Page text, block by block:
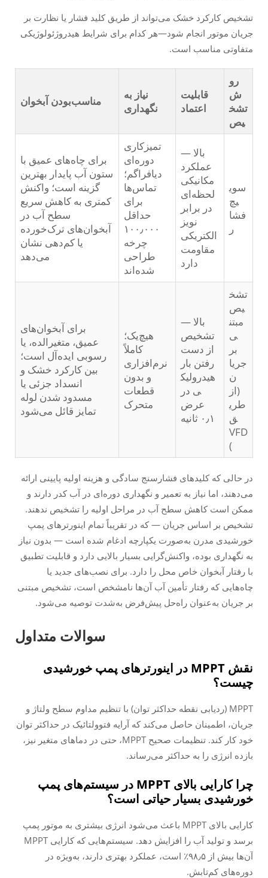
تشخیص کارکرد خشک می‌تواند از طریق کلید فشار یا نظارت بر
جریان موتور انجام شود—هر کدام برای شرایط هیدروژئولوژیکی
متفاوتی مناسب است.
رو
ش
تشخ
یص
قابلیت
اعتماد
نیاز به
نگهداری
مناسب‌بودن آبخوان
سوی
یچ
فشا
ر
بالا —
عملکرد
مکانیکی
لحظه‌ای
در برابر
نویز
الکتریکی
مقاومت
دارد
تمیزکاری
دوره‌ای
دیافراگم؛
تماس‌ها
برای
حداقل
۱۰۰٫۰۰۰
چرخه
طراحی
شده‌اند
برای چاه‌های عمیق با
ستون آب پایدار بهترین
گزینه است؛ واکنش
کمتری به کاهش سریع
سطح آب در
آبخوان‌های ترک‌خورده
یا کم‌دهی نشان
می‌دهد
تشخ
یص
مبتن
ی
بر
جریا
ن
(از
طری
ق
VFD
)
بالا —
تشخیص
از دست
رفتن بار
هیدرولیک
ی در
عرض
۰٫۱ ثانیه
هیچ‌یک؛
کاملاً
نرم‌افزاری
و بدون
قطعات
متحرک
برای آبخوان‌های
عمیق، متغیرالده، یا
رسوبی ایده‌آل است؛
بین کارکرد خشک و
انسداد جزئی یا
مسدود شدن لوله
تمایز قائل می‌شود
در حالی که کلیدهای فشارسنج سادگی و هزینه اولیه پایینی ارائه
می‌دهند، اما نیاز به تعمیر و نگهداری دوره‌ای در آب کدر دارند و
ممکن است کاهش سطح آب در مراحل اولیه را تشخیص ندهند.
تشخیص بر اساس جریان — که در تقریباً تمام اینورترهای پمپ
خورشیدی مدرن به‌صورت یکپارچه ادغام شده است — بدون نیاز
به نگهداری بوده، واکنش‌گرایی بسیار بالایی دارد و قابلیت تطبیق
با رفتار آبخوان خاص محل را دارد. برای نصب‌های جدید یا
چاه‌هایی که رفتار تأمین آب آن‌ها نامشخص است، تشخیص مبتنی
بر جریان به‌عنوان راه‌حل پیش‌فرض به‌شدت توصیه می‌شود.
سوالات متداول
نقش MPPT در اینورترهای پمپ خورشیدی
چیست؟
MPPT (ردیابی نقطه حداکثر توان) با تنظیم مداوم سطح ولتاژ و
جریان، اطمینان حاصل می‌کند که آرایه فتوولتائیک در حداکثر توان
خود کار کند. تنظیمات صحیح MPPT، حتی در دماهای متغیر نیز،
بازده انرژی را به حداکثر می‌رساند.
چرا کارایی بالای MPPT در سیستم‌های پمپ
خورشیدی بسیار حیاتی است؟
کارایی بالای MPPT باعث می‌شود انرژی بیشتری به موتور پمپ
برسد و تولید آب را افزایش دهد. سیستم‌هایی که کارایی MPPT
آن‌ها بیش از ۹۸٫۵٪ است، عملکرد بهتری دارند، به‌ویژه در
دوره‌های کم‌تابش.